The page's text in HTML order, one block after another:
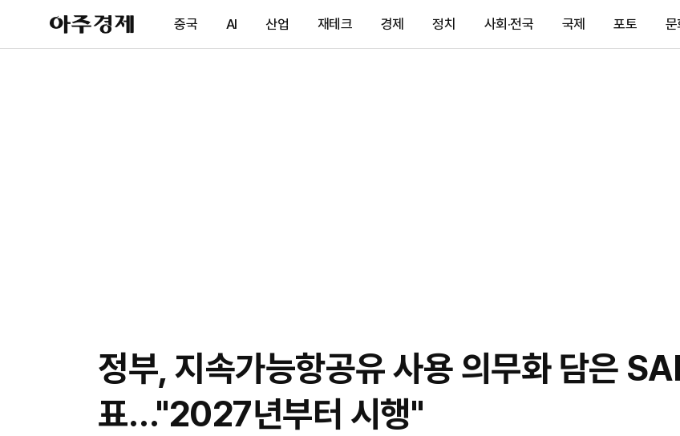
아
주
제
중국 AI 산업 재테크 경제 정치 사회·전국 국제 포토 문
정부, 지속가능항공유 사용 의무화 담은
표…"2027년부터 시행"